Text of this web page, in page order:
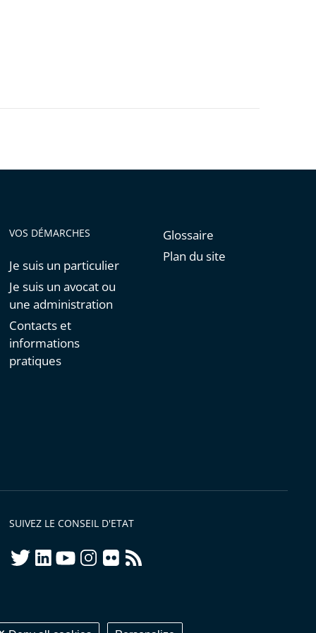
VOS DÉMARCHES
Je suis un particulier
Je suis un avocat ou
une administration
Contacts et
informations
pratiques
Glossaire
Plan du site
SUIVEZ LE CONSEIL D'ETAT
twitterlinkedInyoutubeinstagram
flickrrss
conforme